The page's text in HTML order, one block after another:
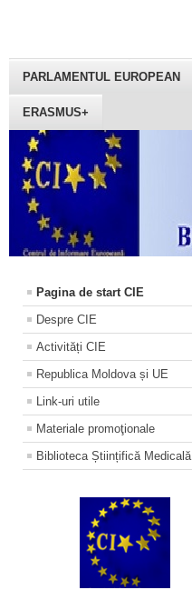
PARLAMENTUL EUROPEAN
ERASMUS+
Pagina de start CIE
Despre CIE
Activități CIE
Republica Moldova și UE
Link-uri utile
Materiale promoţionale
Biblioteca Științifică Medicală